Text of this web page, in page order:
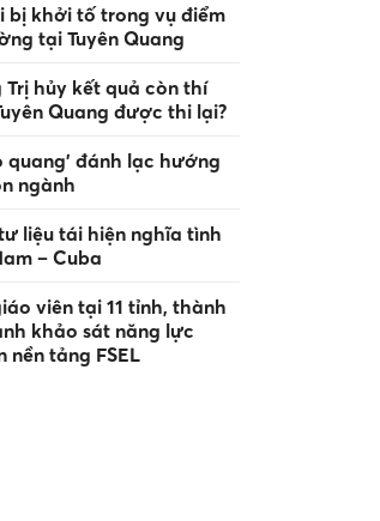
bị khởi tố trong vụ điểm
tại Tuyên Quang
Trị hủy kết quả còn thí
Quang được thi lại?
quang' đánh lạc hướng
ngành
liệu tái hiện nghĩa tình
– Cuba
viên tại 11 tỉnh, thành
khảo sát năng lực
nền tảng FSEL